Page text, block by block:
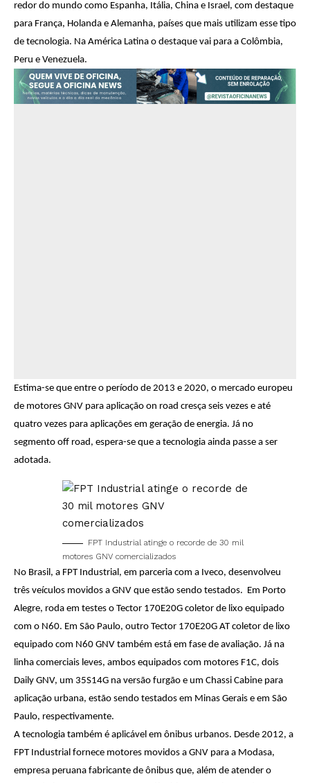
redor do mundo como Espanha, Itália, China e Israel, com destaque
para França, Holanda e Alemanha, países que mais utilizam esse tipo
de tecnologia. Na América Latina o destaque vai para a Colômbia,
Peru e Venezuela.
Estima-se que entre o período de 2013 e 2020, o mercado europeu
de motores GNV para aplicação on road cresça seis vezes e até
quatro vezes para aplicações em geração de energia. Já no
segmento off road, espera-se que a tecnologia ainda passe a ser
adotada.
FPT Industrial atinge o recorde de 30 mil
motores GNV comercializados
No Brasil, a FPT Industrial, em parceria com a Iveco, desenvolveu
três veículos movidos a GNV que estão sendo testados. Em Porto
Alegre, roda em testes o Tector 170E20G coletor de lixo equipado
com o N60. Em São Paulo, outro Tector 170E20G AT coletor de lixo
equipado com N60 GNV também está em fase de avaliação. Já na
linha comerciais leves, ambos equipados com motores F1C, dois
Daily GNV, um 35S14G na versão furgão e um Chassi Cabine para
aplicação urbana, estão sendo testados em Minas Gerais e em São
Paulo, respectivamente.
A tecnologia também é aplicável em ônibus urbanos. Desde 2012, a
FPT Industrial fornece motores movidos a GNV para a Modasa,
empresa peruana fabricante de ônibus que, além de atender o